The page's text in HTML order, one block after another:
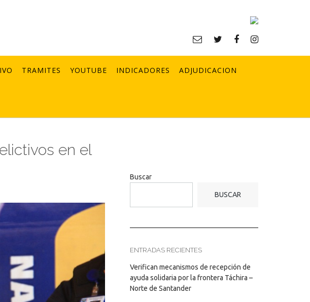
TRAMITES YOUTUBE INDICADORES ADJUDICACION
en el
Buscar
BUSCAR
ENTRADAS RECIENTES
Verifican mecanismos de recepción de
ayuda solidaria por la frontera Táchira –
Norte de Santander